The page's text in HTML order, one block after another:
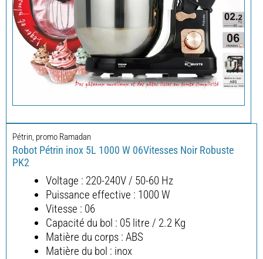
Pétrin, promo Ramadan
Robot Pétrin inox 5L 1000 W 06Vitesses Noir Robuste
PK2
Voltage : 220-240V / 50-60 Hz
Puissance effective : 1000 W
Vitesse : 06
Capacité du bol : 05 litre / 2.2 Kg
Matière du corps : ABS
Matière du bol : inox